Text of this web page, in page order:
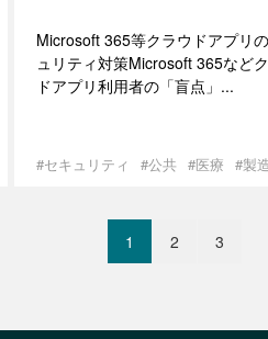
Microsoft 365等クラウドアプリ
ュリティ対策Microsoft 365など
ドアプリ利用者の「盲点」...
#セキュリティ #公共 #医療 #製
1 2 3